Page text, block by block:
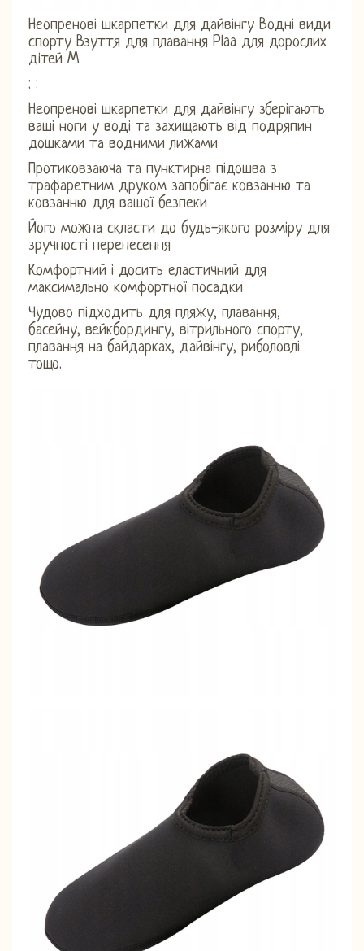
Неопренові шкарпетки для дайвінгу Водні види
спорту Взуття для плавання Plaa для дорослих
дітей M
: :
Неопренові шкарпетки для дайвінгу зберігають
ваші ноги у воді та захищають від подряпин
дошками та водними лижами
Протиковзаюча та пунктирна підошва з
трафаретним друком запобігає ковзанню та
ковзанню для вашої безпеки
Його можна скласти до будь-якого розміру для
зручності перенесення
Комфортний і досить еластичний для
максимально комфортної посадки
Чудово підходить для пляжу, плавання,
басейну, вейкбордингу, вітрильного спорту,
плавання на байдарках, дайвінгу, риболовлі
тощо.